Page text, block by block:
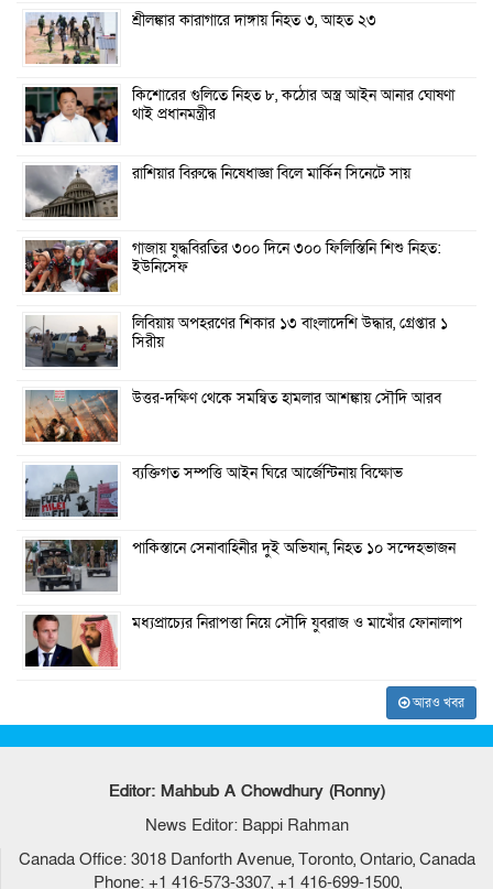
শ্রীলঙ্কার কারাগারে দাঙ্গায় নিহত ৩, আহত ২৩
কিশোরের গুলিতে নিহত ৮, কঠোর অস্ত্র আইন আনার ঘোষণা
থাই প্রধানমন্ত্রীর
রাশিয়ার বিরুদ্ধে নিষেধাজ্ঞা বিলে মার্কিন সিনেটে সায়
গাজায় যুদ্ধবিরতির ৩০০ দিনে ৩০০ ফিলিস্তিনি শিশু নিহত:
ইউনিসেফ
লিবিয়ায় অপহরণের শিকার ১৩ বাংলাদেশি উদ্ধার, গ্রেপ্তার ১
সিরীয়
উত্তর-দক্ষিণ থেকে সমন্বিত হামলার আশঙ্কায় সৌদি আরব
ব্যক্তিগত সম্পত্তি আইন ঘিরে আর্জেন্টিনায় বিক্ষোভ
পাকিস্তানে সেনাবাহিনীর দুই অভিযান, নিহত ১০ সন্দেহভাজন
মধ্যপ্রাচ্যের নিরাপত্তা নিয়ে সৌদি যুবরাজ ও মাখোঁর ফোনালাপ
আরও খবর
Editor: Mahbub A Chowdhury (Ronny)
News Editor: Bappi Rahman
Canada Office: 3018 Danforth Avenue, Toronto, Ontario, Canada
Phone: +1 416-573-3307, +1 416-699-1500,